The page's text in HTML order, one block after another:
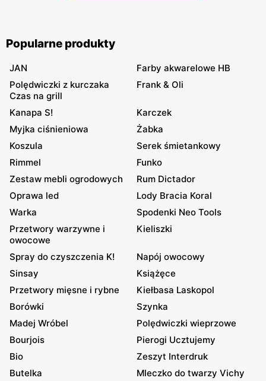
Popularne produkty
JAN
Farby akwarelowe HB
Polędwiczki z kurczaka
Czas na grill
Frank & Oli
Kanapa S!
Karczek
Myjka ciśnieniowa
Żabka
Koszula
Serek śmietankowy
Rimmel
Funko
Zestaw mebli ogrodowych
Rum Dictador
Oprawa led
Lody Bracia Koral
Warka
Spodenki Neo Tools
Przetwory warzywne i
owocowe
Kieliszki
Spray do czyszczenia K!
Napój owocowy
Sinsay
Książęce
Przetwory mięsne i rybne
Kiełbasa Laskopol
Borówki
Szynka
Madej Wróbel
Polędwiczki wieprzowe
Bourjois
Pierogi Ucztujemy
Bio
Zeszyt Interdruk
Butelka
Mleczko do twarzy Vichy